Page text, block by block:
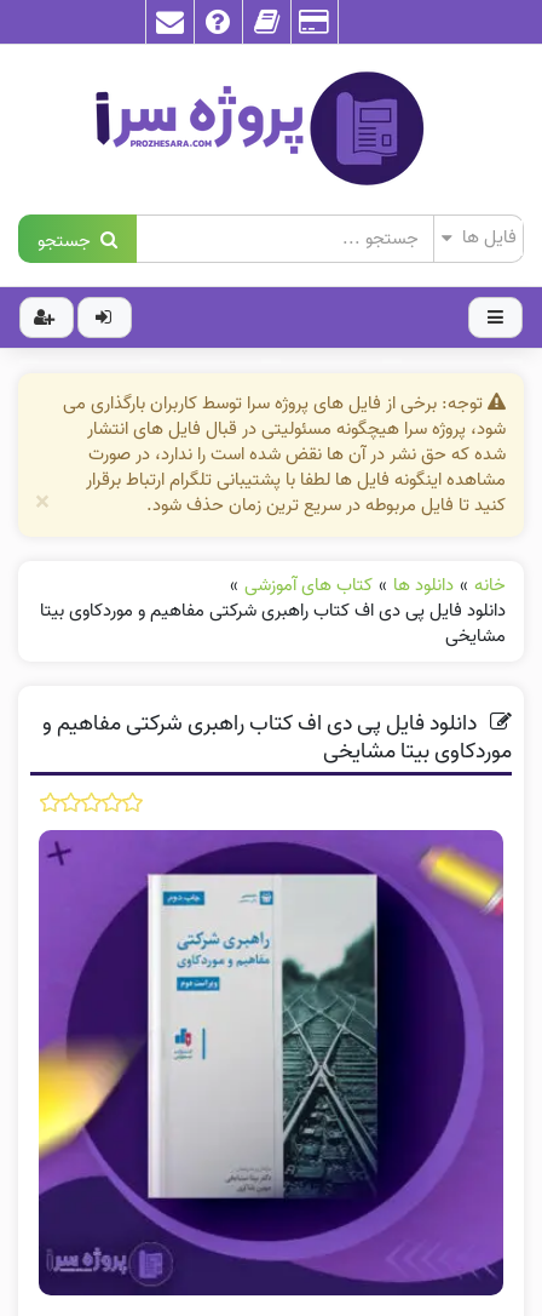
جستجو
توجه: برخی از فایل های پروژه سرا توسط کاربران بارگذاری می
شود، پروژه سرا هیچگونه مسئولیتی در قبال فایل های انتشار
شده که حق نشر در آن ها نقض شده است را ندارد، در صورت
مشاهده اینگونه فایل ها لطفا با پشتیبانی تلگرام ارتباط برقرار
کنید تا فایل مربوطه در سریع ترین زمان حذف شود.
×
خانه » دانلود ها » کتاب های آموزشی »
دانلود فایل پی دی اف کتاب راهبری شرکتی مفاهیم و موردکاوی بیتا
مشایخی
دانلود فایل پی دی اف کتاب راهبری شرکتی مفاهیم و
موردکاوی بیتا مشایخی